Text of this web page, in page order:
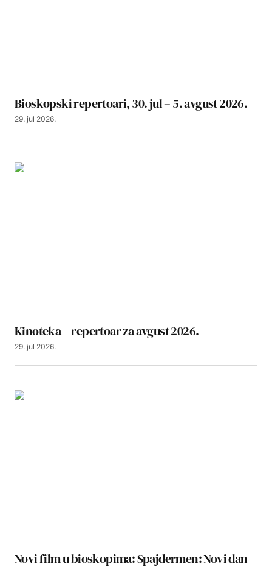
Bioskopski repertoari, 30. jul – 5. avgust 2026.
29. jul 2026.
Kinoteka – repertoar za avgust 2026.
29. jul 2026.
Novi film u bioskopima: Spajdermen: Novi dan